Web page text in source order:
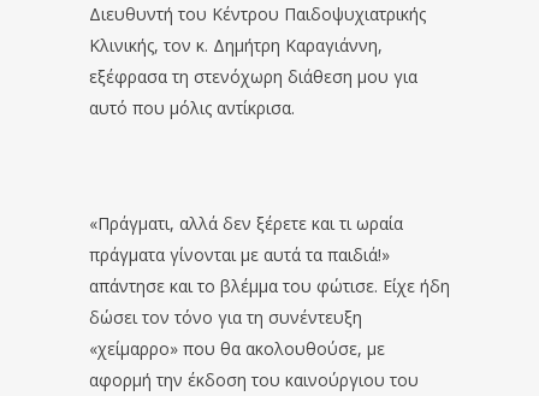
Διευθυντή του Κέντρου Παιδοψυχιατρικής
Κλινικής, τον κ. Δημήτρη Καραγιάννη,
εξέφρασα τη στενόχωρη διάθεση μου για
αυτό που μόλις αντίκρισα.
«Πράγματι, αλλά δεν ξέρετε και τι ωραία
πράγματα γίνονται με αυτά τα παιδιά!»
απάντησε και το βλέμμα του φώτισε. Είχε ήδη
δώσει τον τόνο για τη συνέντευξη
«χείμαρρο» που θα ακολουθούσε, με
αφορμή την έκδοση του καινούργιου του